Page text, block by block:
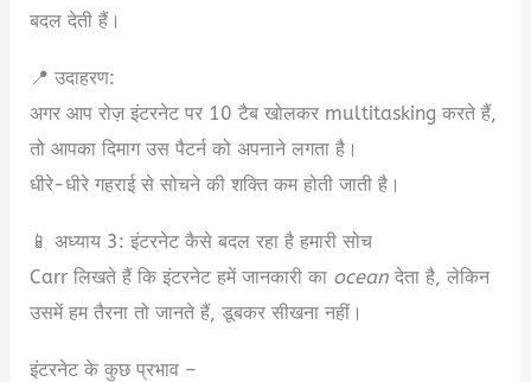
बदल देती हैं।
📍 उदाहरण:
अगर आप रोज़ इंटरनेट पर 10 टैब खोलकर multitasking करते हैं,
तो आपका दिमाग उस पैटर्न को अपनाने लगता है।
धीरे-धीरे गहराई से सोचने की शक्ति कम होती जाती है।
📱 अध्याय 3: इंटरनेट कैसे बदल रहा है हमारी सोच
Carr लिखते हैं कि इंटरनेट हमें जानकारी का ocean देता है, लेकिन
उसमें हम तैरना तो जानते हैं, डूबकर सीखना नहीं।
इंटरनेट के कुछ प्रभाव –